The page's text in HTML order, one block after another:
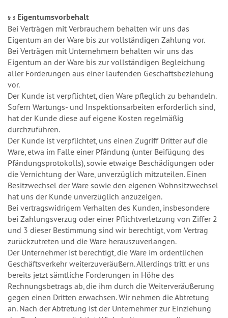
§ 3 Eigentumsvorbehalt
Bei Verträgen mit Verbrauchern behalten wir uns das
Eigentum an der Ware bis zur vollständigen Zahlung vor.
Bei Verträgen mit Unternehmern behalten wir uns das
Eigentum an der Ware bis zur vollständigen Begleichung
aller Forderungen aus einer laufenden Geschäftsbeziehung
vor.
Der Kunde ist verpflichtet, dien Ware pfleglich zu behandeln.
Sofern Wartungs- und Inspektionsarbeiten erforderlich sind,
hat der Kunde diese auf eigene Kosten regelmäßig
durchzuführen.
Der Kunde ist verpflichtet, uns einen Zugriff Dritter auf die
Ware, etwa im Falle einer Pfändung (unter Beifügung des
Pfändungsprotokolls), sowie etwaige Beschädigungen oder
die Vernichtung der Ware, unverzüglich mitzuteilen. Einen
Besitzwechsel der Ware sowie den eigenen Wohnsitzwechsel
hat uns der Kunde unverzüglich anzuzeigen.
Bei vertragswidrigem Verhalten des Kunden, insbesondere
bei Zahlungsverzug oder einer Pflichtverletzung von Ziffer 2
und 3 dieser Bestimmung sind wir berechtigt, vom Vertrag
zurückzutreten und die Ware herauszuverlangen.
Der Unternehmer ist berechtigt, die Ware im ordentlichen
Geschäftsverkehr weiterzuveräußern. Allerdings tritt er uns
bereits jetzt sämtliche Forderungen in Höhe des
Rechnungsbetrags ab, die ihm durch die Weiterveräußerung
gegen einen Dritten erwachsen. Wir nehmen die Abtretung
an. Nach der Abtretung ist der Unternehmer zur Einziehung